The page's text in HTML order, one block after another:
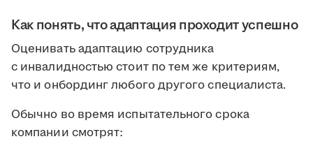
Как понять, что адаптация проходит успешно
Оценивать адаптацию сотрудника
с инвалидностью стоит по тем же критериям,
что и онбординг любого другого специалиста.
Обычно во время испытательного срока
компании смотрят: